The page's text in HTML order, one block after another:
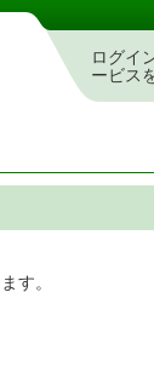
ログイ
ービス
す。